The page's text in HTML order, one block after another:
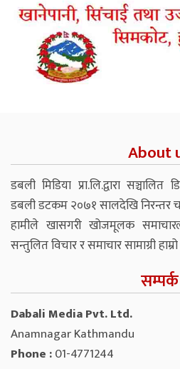
About
डबली मिडिया प्रा.लि.द्वारा
डबली डटकम २०७१ सालदेखि निरन्तर
हामीले खासगरी खोजमूलक
सन्तुलित विचार र समाचार सामाग्री
सम्पर्क
Dabali Media Pvt. Ltd.
Anamnagar Kathmandu
Phone :01-4771244